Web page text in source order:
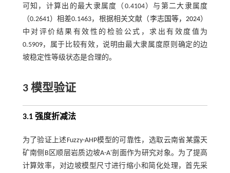
可知，计算出的最大隶属度（0.4104）与第二大隶属度
（0.2641）相差0.1463，根据相关文献（李志国等，2024）
中对评价结果有效性的检验公式，求出有效度值为
0.5909，属于比较有效，说明由最大隶属度原则确定的边
坡稳定性等级状态是合理的。
3 模型验证
3.1 强度折减法
为了验证上述Fuzzy-AHP模型的可靠性，选取云南省某露天
矿南侧B区顺层岩质边坡A-A'剖面作为研究对象。为了提高
计算效率，对边坡模型尺寸进行缩小和简化处理，首先采